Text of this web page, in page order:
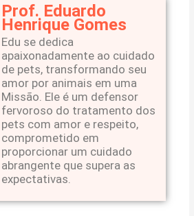
Prof. Eduardo
Henrique Gomes
Edu se dedica
apaixonadamente ao cuidado
de pets, transformando seu
amor por animais em uma
Missão. Ele é um defensor
fervoroso do tratamento dos
pets com amor e respeito,
comprometido em
proporcionar um cuidado
abrangente que supera as
expectativas.